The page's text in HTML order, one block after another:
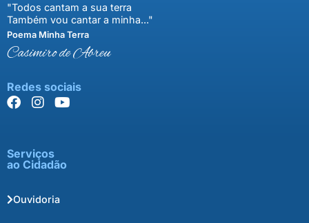
"Todos cantam a sua terra
Também vou cantar a minha..."
Poema Minha Terra
Casimiro de Abreu
Redes sociais
Serviços
ao Cidadão
Ouvidoria